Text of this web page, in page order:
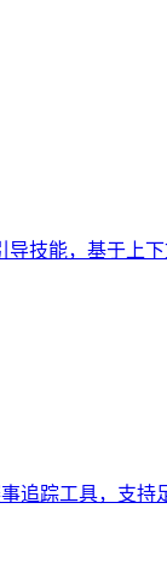
导技能，基于上
追踪工具，支